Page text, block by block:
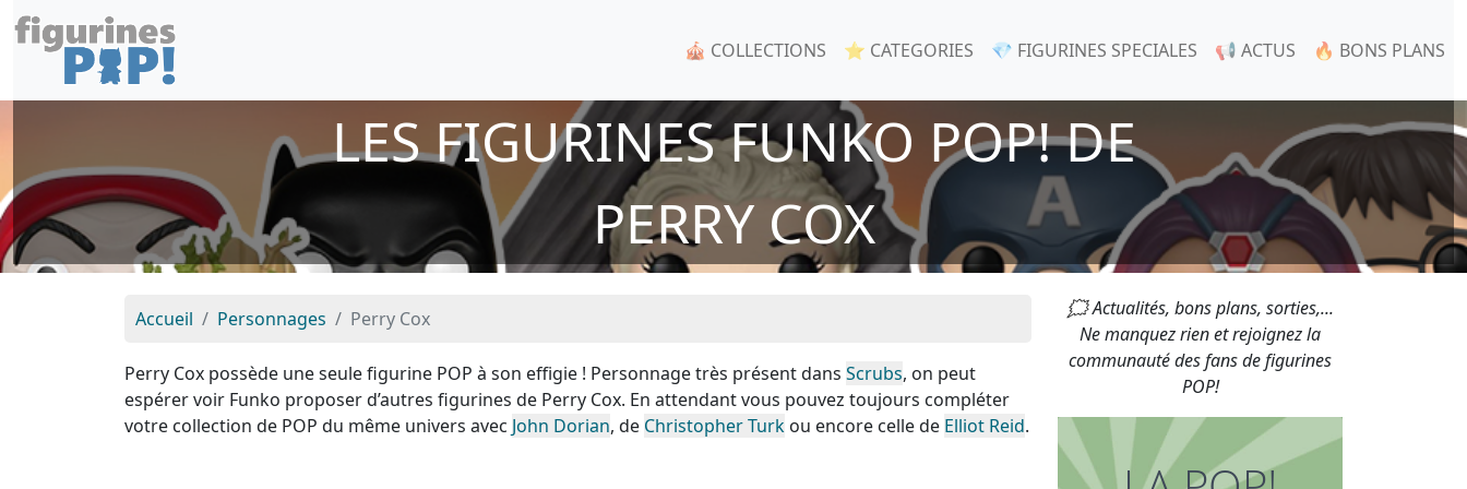
🎪 COLLECTIONS ⭐ CATEGORIES 💎 FIGURINES SPECIALES 📢 ACTUS 🔥 BONS PLANS
LES FIGURINES FUNKO POP! DE
PERRY COX
Accueil Personnages Perry Cox
Perry Cox possède une seule figurine POP à son effigie ! Personnage très présent dans Scrubs, on peut
espérer voir Funko proposer d’autres figurines de Perry Cox. En attendant vous pouvez toujours compléter
votre collection de POP du même univers avec John Dorian, de Christopher Turk ou encore celle de Elliot Reid.
🗯 Actualités, bons plans, sorties,...
Ne manquez rien et rejoignez la
communauté des fans de figurines
POP!